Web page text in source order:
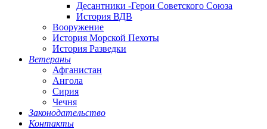
Десантники -Герои Советского Союза
История ВДВ
Вооружение
История Морской Пехоты
История Разведки
Ветераны
Афганистан
Ангола
Сирия
Чечня
Законодательство
Контакты